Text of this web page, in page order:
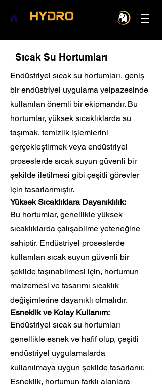
Sıcak Su Hortumları
Endüstriyel sıcak su hortumları, geniş
bir endüstriyel uygulama yelpazesinde
kullanılan önemli bir ekipmandır. Bu
hortumlar, yüksek sıcaklıklarda su
taşımak, temizlik işlemlerini
gerçekleştirmek veya endüstriyel
proseslerde sıcak suyun güvenli bir
şekilde iletilmesi gibi çeşitli görevler
için tasarlanmıştır.
Yüksek Sıcaklıklara Dayanıklılık:
Bu hortumlar, genellikle yüksek
sıcaklıklarda çalışabilme yeteneğine
sahiptir. Endüstriyel proseslerde
kullanılan sıcak suyun güvenli bir
şekilde taşınabilmesi için, hortumun
malzemesi ve tasarımı sıcaklık
değişimlerine dayanıklı olmalıdır.
Esneklik ve Kolay Kullanım:
Endüstriyel sıcak su hortumları
genellikle esnek ve hafif olup, çeşitli
endüstriyel uygulamalarda
kullanılmaya uygun şekilde tasarlanır.
Esneklik, hortumun farklı alanlara